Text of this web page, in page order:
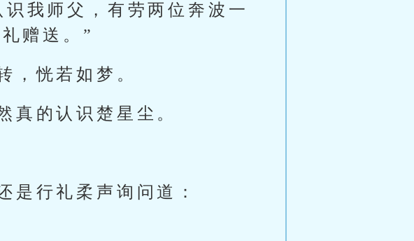
我师父，有劳两位奔波一
赠送。”
，恍若如梦。
真的认识楚星尘。
是行礼柔声询问道：